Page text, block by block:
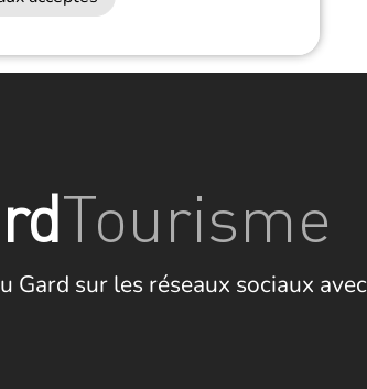
Tourisme
Gard sur les réseaux sociaux